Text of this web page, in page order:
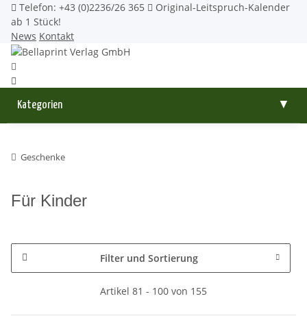
Telefon: +43 (0)2236/26 365
Original-Leitspruch-Kalender
ab 1 Stück!
News Kontakt
Kategorien ▼
Geschenke
Für Kinder
Filter und Sortierung
Artikel 81 - 100 von 155